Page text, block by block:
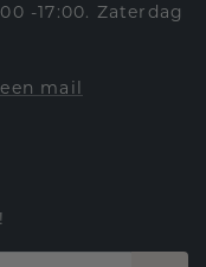
-17:00. Zaterdag
mail